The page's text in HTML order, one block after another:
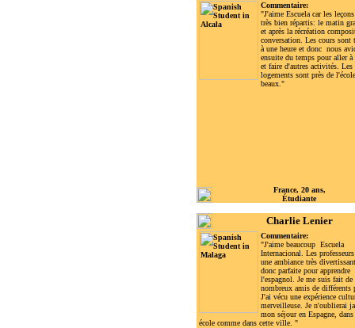
Commentaire:
"J'aime Escuela car les
très bien répartis: le matin
et après la récréation
conversation. Les cours sont
à une heure et donc nous
ensuite du temps pour aller à
et faire d'autres activités. Les
logements sont près de
beaux."
France, 20 ans,
Étudiante
Charlie Lenier
Commentaire:
"J'aime beaucoup Escuela
Internacional. Les
une ambiance très
donc parfaite pour apprendre
l'espagnol. Je me suis fait de
nombreux amis de différents
J'ai vécu une expérience
merveilleuse. Je n'oublierai
mon séjour en Espagne, dans
école comme dans cette ville. "